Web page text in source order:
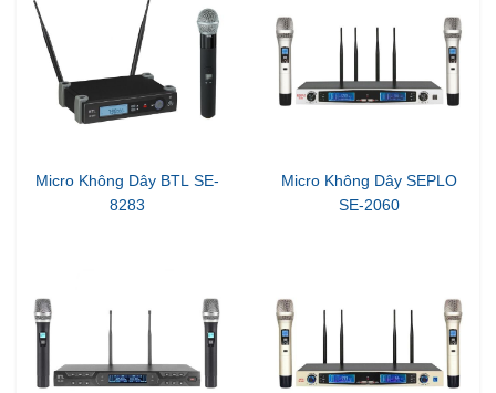
Micro Không Dây BTL SE-
8283
Micro Không Dây SEPLO
SE-2060